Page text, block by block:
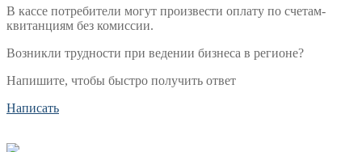
В кассе потребители могут произвести оплату по счетам-
квитанциям без комиссии.
Возникли трудности при ведении бизнеса в регионе?
Напишите, чтобы быстро получить ответ
Написать